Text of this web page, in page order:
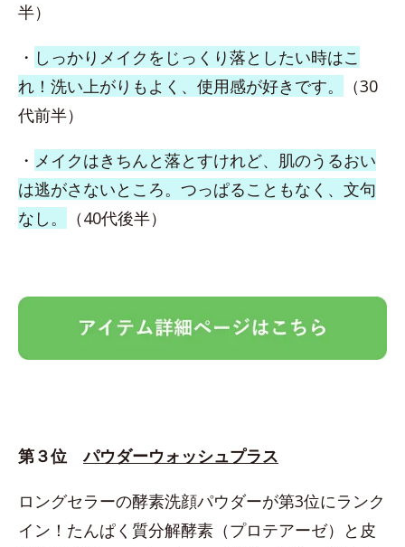
半）
・ しっかりメイクをじっくり落としたい時はこ
れ！洗い上がりもよく、使用感が好きです。
（30
代前半）
・ メイクはきちんと落とすけれど、肌のうるおい
は逃がさないところ。つっぱることもなく、文句
なし。
（40代後半）
第３位パウダーウォッシュプラス
ロングセラーの酵素洗顔パウダーが第3位にランク
イン！たんぱく質分解酵素（プロテアーゼ）と皮